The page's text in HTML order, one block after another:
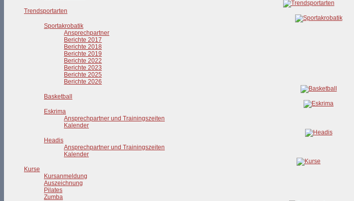
Trendsportarten
Sportakrobatik
Ansprechpartner
Berichte 2017
Berichte 2018
Berichte 2019
Berichte 2022
Berichte 2023
Berichte 2025
Berichte 2026
Basketball
Eskrima
Ansprechpartner und Trainingszeiten
Kalender
Headis
Ansprechpartner und Trainingszeiten
Kalender
Kurse
Kursanmeldung
Auszeichnung
Pilates
Zumba